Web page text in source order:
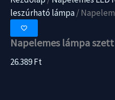
leszúrható lámpa/
Napelemes lámpa szett
26.389Ft